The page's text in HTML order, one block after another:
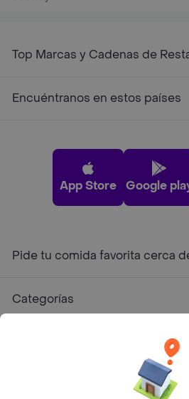
Top Marcas y Cadenas de
Encuéntranos en estos países
App Store Google
Pide tu comida favorita cerca
Categorías